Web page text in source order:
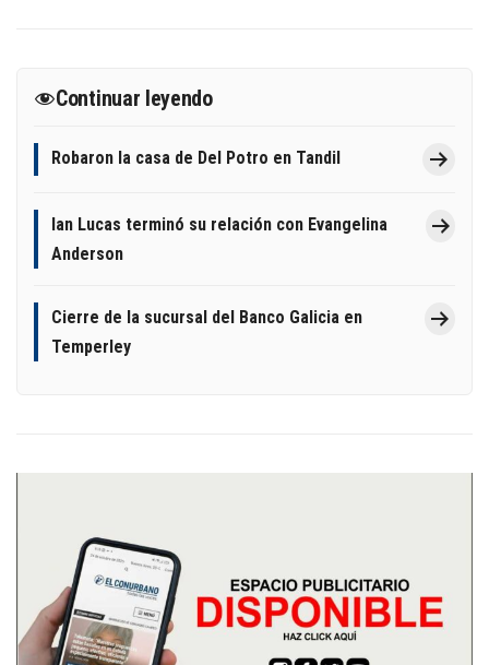
Continuar leyendo
Robaron la casa de Del Potro en Tandil
Ian Lucas terminó su relación con Evangelina
Anderson
Cierre de la sucursal del Banco Galicia en
Temperley